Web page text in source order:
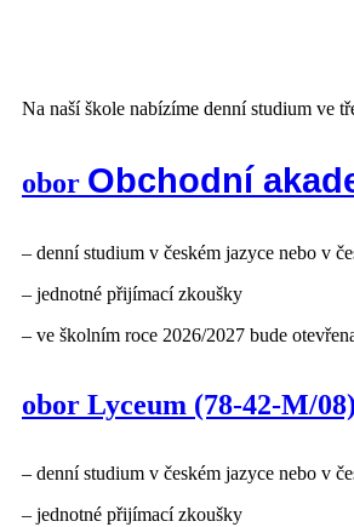
Na naší škole nabízíme denní studium ve
obor Obchodní
– denní studium v českém jazyce nebo v
– jednotné přijímací zkoušky
– ve školním roce 2026/2027 bude
obor Lyceum (78-42-M/08)
– denní studium v českém jazyce nebo v
– jednotné přijímací zkoušky